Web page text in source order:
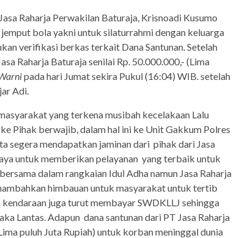
Raharja Perwakilan Baturaja, Krisnoadi Kusumo
bola yakni untuk silaturrahmi dengan keluarga
verifikasi berkas terkait Dana Santunan. Setelah
Raharja Baturaja senilai Rp. 50.000.000,- (Lima
pada hari Jumat sekira Pukul (16:04) WIB. setelah
Adi.
yang terkena musibah kecelakaan Lalu
Pihak berwajib, dalam hal ini ke Unit Gakkum Polres
segera mendapatkan jaminan dari pihak dari Jasa
untuk memberikan pelayanan yang terbaik untuk
dalam rangkaian Idul Adha namun Jasa Raharja
himbauan untuk masyarakat untuk tertib
juga turut membayar SWDKLLJ sehingga
Lantas. Adapun dana santunan dari PT Jasa Raharja
puluh Juta Rupiah) untuk korban meninggal dunia